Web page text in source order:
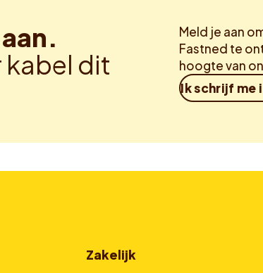
kabel dit
Meld je aan
Fastned te
hoogte van
Ik schrijf me
Zakelijk